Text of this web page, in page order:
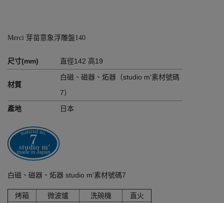
Merci 芽苗意象浮雕盤140
尺寸(mm) 直徑142 高19
材質
白磁、磁器、炻器（studio m'素材號碼
7）
產地
日本
白磁、磁器、炻器 studio m'素材號碼7
烤箱 微波爐 洗碗機
直火